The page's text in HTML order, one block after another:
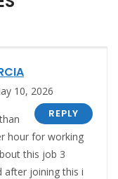
10, 2026
REPLY
hour for working
this job 3
after joining this i